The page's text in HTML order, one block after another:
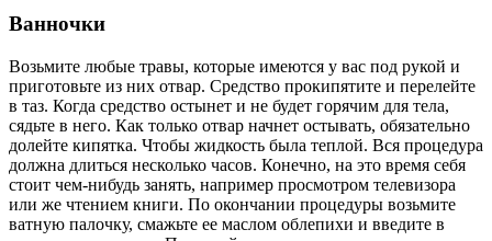
Ванночки
Возьмите любые травы, которые имеются у вас под рукой и
приготовьте из них отвар. Средство прокипятите и перелейте
в таз. Когда средство остынет и не будет горячим для тела,
сядьте в него. Как только отвар начнет остывать, обязательно
долейте кипятка. Чтобы жидкость была теплой. Вся процедура
должна длиться несколько часов. Конечно, на это время себя
стоит чем-нибудь занять, например просмотром телевизора
или же чтением книги. По окончании процедуры возьмите
ватную палочку, смажьте ее маслом облепихи и введите в